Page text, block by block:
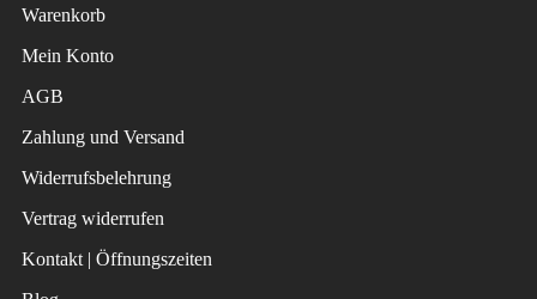
Warenkorb
Mein Konto
AGB
Zahlung und Versand
Widerrufsbelehrung
Vertrag widerrufen
Kontakt | Öffnungszeiten